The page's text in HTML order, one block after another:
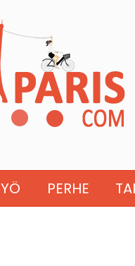
YÖ PERHE